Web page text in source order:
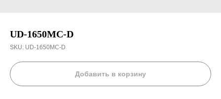
UD-1650MC-D
SKU: UD-1650MC-D
Добавить в корзину